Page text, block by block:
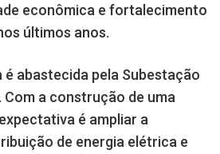
econômica e fortalecimento
últimos anos.
é abastecida pela Subestação
Com a construção de uma
é ampliar a
de energia elétrica e